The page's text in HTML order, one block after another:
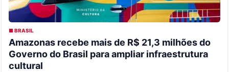
■ BRASIL
Amazonas recebe mais de R$ 21,3 milhões do
Governo do Brasil para ampliar infraestrutura
cultural